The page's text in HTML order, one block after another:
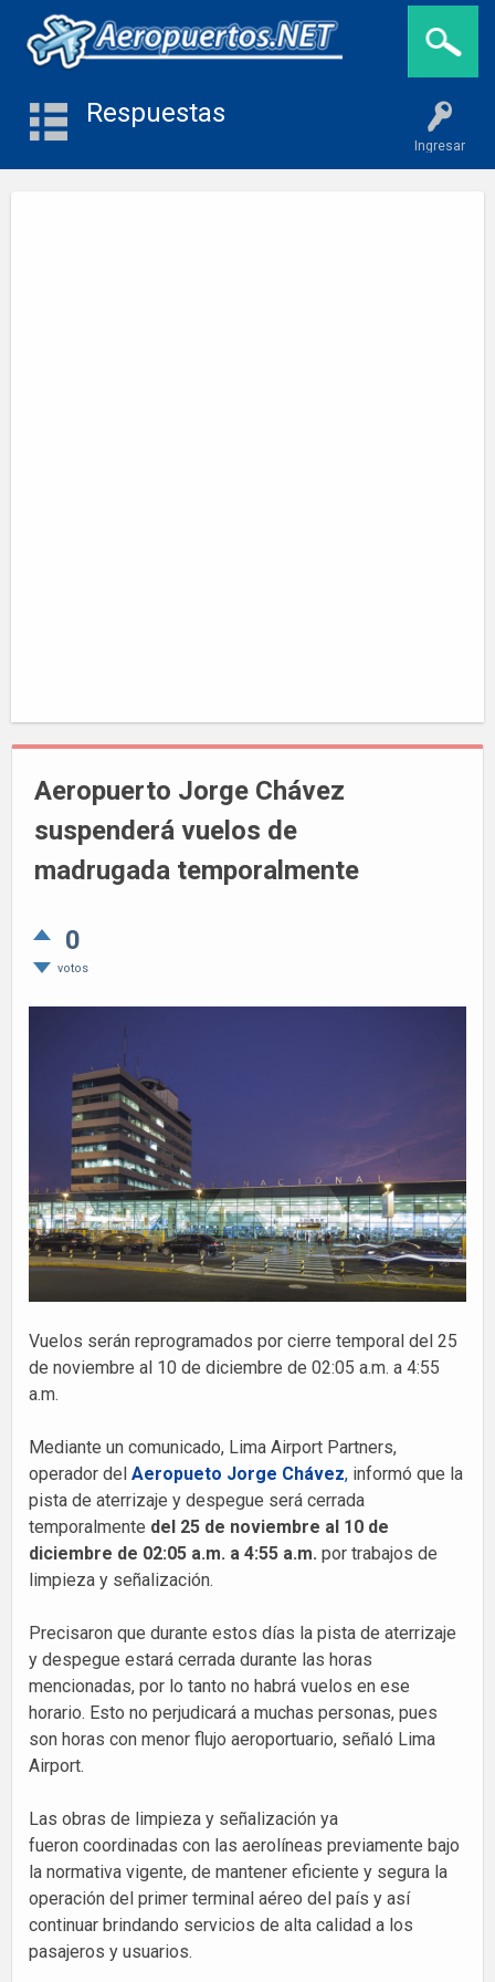
Ingresar
Respuestas
Aeropuerto Jorge Chávez
suspenderá vuelos de
madrugada temporalmente
0
votos
Vuelos serán reprogramados por cierre temporal del 25
de noviembre al 10 de diciembre de 02:05 a.m. a 4:55
a.m.
Mediante un comunicado, Lima Airport Partners,
operador del Aeropueto Jorge Chávez, informó que la
pista de aterrizaje y despegue será cerrada
temporalmente del 25 de noviembre al 10 de
diciembre de 02:05 a.m. a 4:55 a.m. por trabajos de
limpieza y señalización.
Precisaron que durante estos días la pista de aterrizaje
y despegue estará cerrada durante las horas
mencionadas, por lo tanto no habrá vuelos en ese
horario. Esto no perjudicará a muchas personas, pues
son horas con menor flujo aeroportuario, señaló Lima
Airport.
Las obras de limpieza y señalización ya
fueron coordinadas con las aerolíneas previamente bajo
la normativa vigente, de mantener eficiente y segura la
operación del primer terminal aéreo del país y así
continuar brindando servicios de alta calidad a los
pasajeros y usuarios.